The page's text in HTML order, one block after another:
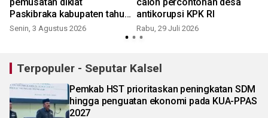
Paskibraka kabupaten tahun
2026
Senin, 3 Agustus 2026
antikorupsi KPK RI
Rabu, 29 Juli 2026
Terpopuler - Seputar Kalsel
Pemkab HST prioritaskan peningkatan SDM
hingga penguatan ekonomi pada KUA-PPAS
2027